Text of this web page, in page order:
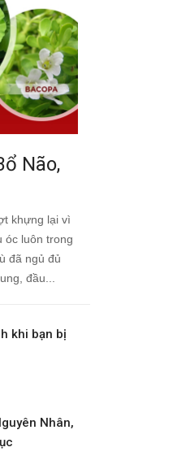
Não,
khựng lại vì
óc luôn trong
đã ngủ đủ
đầu...
khi bạn bị
Nhân,